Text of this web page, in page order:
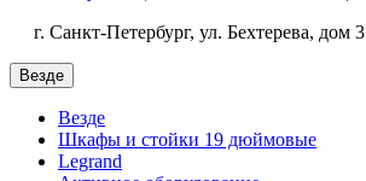
г. Санкт-Петербург, ул. Бехтерева, дом
Везде
Везде
Шкафы и стойки 19 дюймовые
Legrand